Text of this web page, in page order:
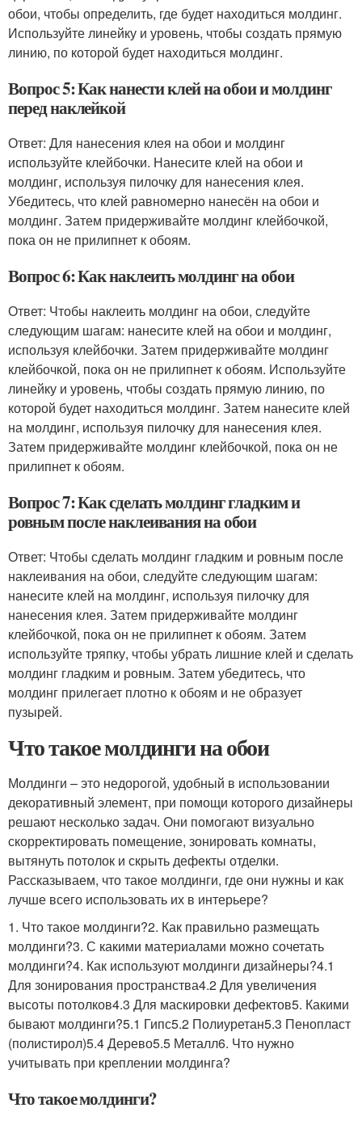
обои, чтобы определить, где будет находиться молдинг.
Используйте линейку и уровень, чтобы создать прямую
линию, по которой будет находиться молдинг.
Вопрос 5: Как нанести клей на обои и молдинг
перед наклейкой
Ответ: Для нанесения клея на обои и молдинг
используйте клейбочки. Нанесите клей на обои и
молдинг, используя пилочку для нанесения клея.
Убедитесь, что клей равномерно нанесён на обои и
молдинг. Затем придерживайте молдинг клейбочкой,
пока он не прилипнет к обоям.
Вопрос 6: Как наклеить молдинг на обои
Ответ: Чтобы наклеить молдинг на обои, следуйте
следующим шагам: нанесите клей на обои и молдинг,
используя клейбочки. Затем придерживайте молдинг
клейбочкой, пока он не прилипнет к обоям. Используйте
линейку и уровень, чтобы создать прямую линию, по
которой будет находиться молдинг. Затем нанесите клей
на молдинг, используя пилочку для нанесения клея.
Затем придерживайте молдинг клейбочкой, пока он не
прилипнет к обоям.
Вопрос 7: Как сделать молдинг гладким и
ровным после наклеивания на обои
Ответ: Чтобы сделать молдинг гладким и ровным после
наклеивания на обои, следуйте следующим шагам:
нанесите клей на молдинг, используя пилочку для
нанесения клея. Затем придерживайте молдинг
клейбочкой, пока он не прилипнет к обоям. Затем
используйте тряпку, чтобы убрать лишние клей и сделать
молдинг гладким и ровным. Затем убедитесь, что
молдинг прилегает плотно к обоям и не образует
пузырей.
Что такое молдинги на обои
Молдинги – это недорогой, удобный в использовании
декоративный элемент, при помощи которого дизайнеры
решают несколько задач. Они помогают визуально
скорректировать помещение, зонировать комнаты,
вытянуть потолок и скрыть дефекты отделки.
Рассказываем, что такое молдинги, где они нужны и как
лучше всего использовать их в интерьере?
1. Что такое молдинги?2. Как правильно размещать
молдинги?3. С какими материалами можно сочетать
молдинги?4. Как используют молдинги дизайнеры?4.1
Для зонирования пространства4.2 Для увеличения
высоты потолков4.3 Для маскировки дефектов5. Какими
бывают молдинги?5.1 Гипс5.2 Полиуретан5.3 Пенопласт
(полистирол)5.4 Дерево5.5 Металл6. Что нужно
учитывать при креплении молдинга?
Что такое молдинги?